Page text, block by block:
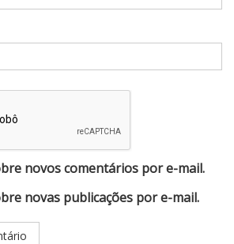
novos comentários por e-mail.
novas publicações por e-mail.